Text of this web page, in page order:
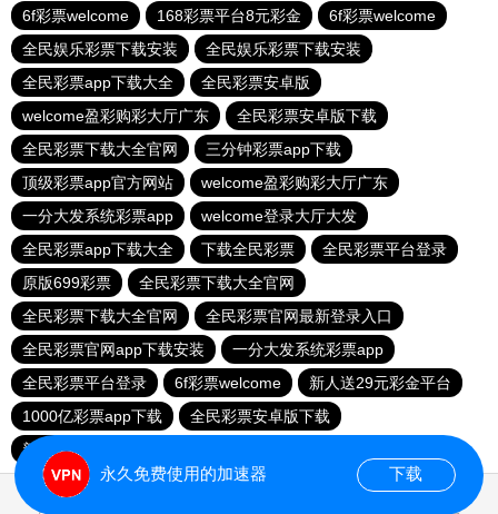
6f彩票welcome
168彩票平台8元彩金
6f彩票welcome
全民娱乐彩票下载安装
全民娱乐彩票下载安装
全民彩票app下载大全
全民彩票安卓版
welcome盈彩购彩大厅广东
全民彩票安卓版下载
全民彩票下载大全官网
三分钟彩票app下载
顶级彩票app官方网站
welcome盈彩购彩大厅广东
一分大发系统彩票app
welcome登录大厅大发
全民彩票app下载大全
下载全民彩票
全民彩票平台登录
原版699彩票
全民彩票下载大全官网
全民彩票下载大全官网
全民彩票官网最新登录入口
全民彩票官网app下载安装
一分大发系统彩票app
全民彩票平台登录
6f彩票welcome
新人送29元彩金平台
1000亿彩票app下载
全民彩票安卓版下载
新人送29元彩金平台
永久免费使用的加速器 下载